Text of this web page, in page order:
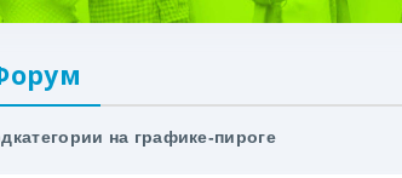
на графике-пироге